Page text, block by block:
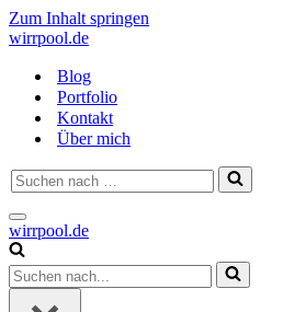
Zum Inhalt springen
wirrpool.de
Blog
Portfolio
Kontakt
Über mich
Suchen
nach …
Navigationsmenü
wirrpool.de
Suchen
nach …